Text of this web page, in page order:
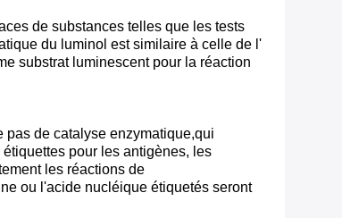
de substances telles que les tests
du luminol est similaire à celle de l'
substrat luminescent pour la réaction
de catalyse enzymatique,qui
pour les antigènes, les
les réactions de
ou l'acide nucléique étiquetés seront